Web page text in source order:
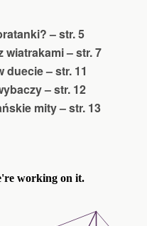
– str. 5
wiatrakami – str. 7
duecie – str. 11
– str. 12
mity – str. 13